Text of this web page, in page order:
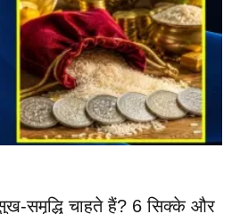
समृद्धि चाहते हैं? 6 सिक्के और